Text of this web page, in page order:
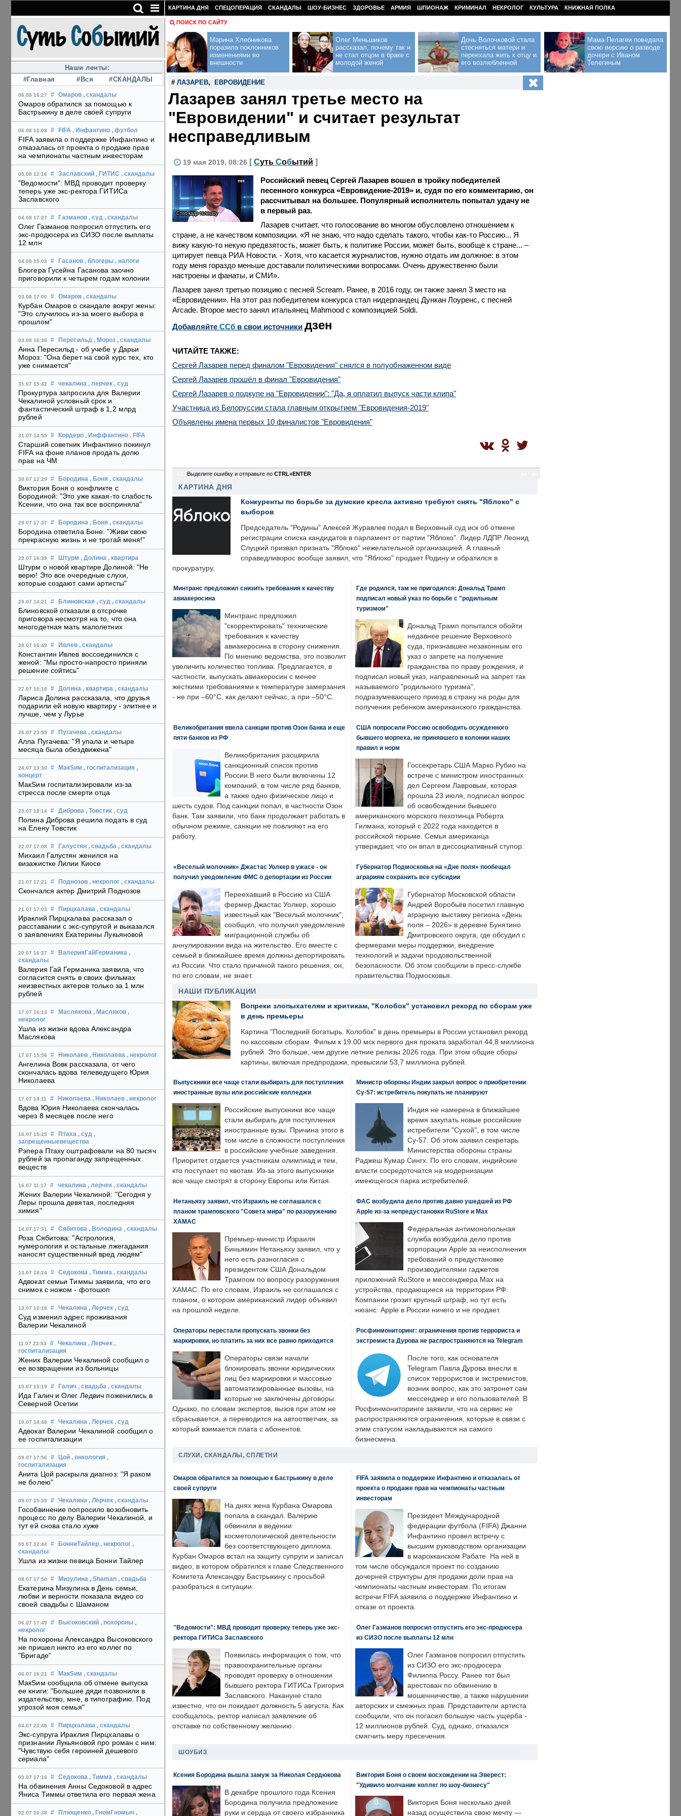
Наши ленты:
#Главная
#Вся #СКАНДАЛЫ
06.08 16:27 # Омаров , скандалы
Омаров обратился за помощью к
Бастрыкину в деле своей супруги
06.08 12:08 # FIFA , Инфантино , футбол
FIFA заявила о поддержке Инфантино и
отказалась от проекта о продаже прав
на чемпионаты частным инвесторам
05.08 12:16 # Заславский , ГИТИС , скандалы
"Ведомости": МВД проводит проверку
теперь уже экс-ректора ГИТИСа
Заславского
04.08 17:27 # Газманов , суд , скандалы
Олег Газманов попросил отпустить его
экс-продюсера из СИЗО после выплаты
12 млн
04.08 15:03 # Гасанов , блогеры , налоги
Блогера Гусейна Гасанова заочно
приговорили к четырем годам колонии
03.08 17:00 # Омаров , скандалы
Курбан Омаров о скандале вокруг жены:
"Это случилось из-за моего выбора в
прошлом"
03.08 16:38 # Пересильд , Мороз , скандалы
Анна Пересильд - об учебе у Дарьи
Мороз: "Она берет на свой курс тех, кто
уже снимается"
31.07 15:42 # чекалина , лерчек , суд
Прокуртура запросила для Валерии
Чекалиной условный срок и
фантастический штраф в 1,2 млрд
рублей
31.07 14:55 # Кордеро , Инффантино , FIFA
Старший советник Инфантино покинул
FIFA на фоне планов продать долю
прав на ЧМ
30.07 12:29 # Бородина , Боня , скандалы
Виктория Боня о конфликте с
Бородиной: "Это уже какая-то слабость
Ксении, что она так все восприняла"
29.07 17:37 # Бородина , Боня , скандалы
Бородина ответила Боне: "Живи свою
прекрасную жизнь и не трогай меня!"
29.07 16:39 # Штурм , Долина , квартира
Штурм о новой квартире Долиной: "Не
верю! Это все очередные слухи,
которые создают сами артисты"
29.07 14:21 # Блиновская , суд , скандалы
Блиновской отказали в отсрочке
приговора несмотря на то, что она
многодетная мать малолетних
28.07 16:49 # Ивлев , скандалы
Константин Ивлев воссоединился с
женой: "Мы просто-напросто приняли
решение сойтись"
27.07 10:18 # Долина , квартира , скандалы
Лариса Долина рассказала, что друзья
подарили ей новую квартиру - элитнее и
лучше, чем у Лурье
26.07 23:59 # Пугачева , скандалы
Алла Пугачева: "Я упала и четыре
месяца была обездвижена"
24.07 13:30 # МакSим , госпитализация ,
концерт
МакSим госпитализировали из-за
стресса после смерти отца
23.07 18:14 # Диброва , Товстик , суд
Полина Диброва решила подать в суд
на Елену Товстик
22.07 17:08 # Галустян , свадьба , скандалы
Михаил Галустян женился на
визажистке Лилии Киосе
21.07 17:21 # Поднозов , некролог , скандалы
Скончался актер Дмитрий Поднозов
21.07 17:03 # Пирцхалава , скандалы
Ираклий Пирцхалава рассказал о
расставании с экс-супругой и выказался
о заявлениях Екатерины Лукьяновой
20.07 16:37 # ВалерияГайГерманика ,
скандалы
Валерия Гай Германика заявила, что
согласится снять в своих фильмах
неизвестных актеров только за 1 млн
рублей
17.07 16:13 # Маслякова , Масляков ,
некролог
Ушла из жизни вдова Александра
Маслякова
17.07 15:56 # Николаев , Николаева , некролог
Ангелина Вовк рассказала, от чего
скончалась вдова телеведущего Юрия
Николаева
17.07 14:11 # Николаева , Николаев , некролог
Вдова Юрия Николаева скончалась
через 8 месяцев после него
16.07 15:25 # Птаха , суд ,
запрещенныевещества
Рэпера Птаху оштрафовали на 80 тысяч
рублей за пропаганду запрещенных
веществ
16.07 11:17 # чекалина , лерчек , скандалы
Жених Валерии Чекалиной: "Сегодня у
Леры прошла девятая, последняя
химия"
14.07 17:31 # Сябитова , Володина , скандалы
Роза Сябитова: "Астрология,
нумерология и остальные лжегадания
наносят существенный вред людям"
13.07 18:24 # Седокова , Тимма , скандалы
Адвокат семьи Тиммы заявила, что его
снимок с ножом - фотошоп
13.07 12:18 # Чекалина , Лерчек , суд
Суд изменил адрес проживания
Валерии Чекалиной
11.07 23:53 # Чекалина , Лерчек ,
госпитализация
Жених Валерии Чекалиной сообщил о
ее возвращении из больницы
10.07 15:19 # Галич , свадьба , скандалы
Ида Галич и Олег Ледвич поженились в
Северной Осетии
10.07 14:48 # Чекалина , Лерчек , суд
Адвокат Валерии Чекалиной сообщил о
ее госпитализации
09.07 17:56 # Цой , онкология ,
госпитализация
Анита Цой раскрыла диагноз: "Я раком
не болею"
09.07 15:59 # Чекалина , Лерчек , скандалы
Гособвинение попросило возобновить
процесс по делу Валерии Чекалиной, и
тут ей снова стало хуже
09.07 12:44 # БонниТайлер , некролог ,
скандалы
Ушла из жизни певица Бонни Тайлер
08.07 17:50 # Мизулина , Shaman , свадьба
Екатерина Мизулина в День семьи,
любви и верности показала видео со
своей свадьбы с Шаманом
06.07 17:49 # Высоковский , похороны ,
некролог
На похороны Александра Высоковского
не пришел никто из его коллег по
"Бригаде"
06.07 16:21 # МакSим , скандалы
МакSим сообщила об отмене выпуска
ее книги: "Большие дяди позвонили в
издательство, мне, в типографию. Под
угрозой моя семья"
04.07 23:48 # Пирцхалава , скандалы
Экс-супруга Ираклия Пирцхалавы о
признании Лукьяновой про роман с ним:
"Чувствую себя героиней дешевого
сериала"
03.07 17:10 # Седокова , Тимма , скандалы
На обвинения Анны Седоковой в адрес
Яниса Тиммы ответила его первая жена
02.07 16:38 # Плющенко , ГномГномыч ,
КАРТИНА ДНЯ СПЕЦОПЕРАЦИЯ СКАНДАЛЫ ШОУ-БИЗНЕС ЗДОРОВЬЕ АРМИЯ ШПИОНАЖ КРИМИНАЛ НЕКРОЛОГ КУЛЬТУРА КНИЖНАЯ ПОЛКА
ПОИСК ПО САЙТУ
Марина Хлебникова
поразила поклонников
изменениями во
внешности
Олег Меньшиков
рассказал, почему так и
не стал отцом в браке с
молодой женой
Дочь Волочковой стала
стесняться матери и
переехала жить к отцу и
его возлюбленной
Мама Пелагеи поведала
свою версию о разводе
дочери с Иваном
Телегиным
# ЛАЗАРЕВ, ЕВРОВИДЕНИЕ
Лазарев занял третье место на
"Евровидении" и считает результат
несправедливым
19 мая 2019, 08:26 [ Суть Событий ]
Стоп-кадр телешоу
Российский певец Сергей Лазарев вошел в тройку победителей
песенного конкурса «Евровидение-2019» и, судя по его комментарию, он
рассчитывал на большее. Популярный исполнитель попытал удачу не
в первый раз.
Лазарев считает, что голосование во многом обусловлено отношением к
стране, а не качеством композиции. «Я не знаю, что надо сделать такого, чтобы как-то Россию... Я
вижу какую-то некую предвзятость, может быть, к политике России, может быть, вообще к стране... –
цитирует певца РИА Новости. - Хотя, что касается журналистов, нужно отдать им должное: в этом
году меня гораздо меньше доставали политическими вопросами. Очень дружественно были
настроены и фанаты, и СМИ».
Лазарев занял третью позицию с песней Scream. Ранее, в 2016 году, он также занял 3 место на
«Евровидении». На этот раз победителем конкурса стал нидерландец Дункан Лоуренс, с песней
Arcade. Второе место занял итальянец Mahmood с композицией Soldi.
Добавляйте CСб в свои источники дзен
ЧИТАЙТЕ ТАКЖЕ:
Сергей Лазарев перед финалом "Евровидения" снялся в полуобнаженном виде
Сергей Лазарев прошёл в финал "Евровидения"
Сергей Лазарев о подкупе на "Евровидении": "Да, я оплатил выпуск части клипа"
Участница из Белоруссии стала главным открытием "Евровидения-2019"
Объявлены имена первых 10 финалистов "Евровидения"
Выделите ошибку и отправьте по CTRL+ENTER
КАРТИНА ДНЯ
Конкуренты по борьбе за думские кресла активно требуют снять "Яблоко" с
выборов
Председатель "Родины" Алексей Журавлев подал в Верховный суд иск об отмене
регистрации списка кандидатов в парламент от партии "Яблоко". Лидер ЛДПР Леонид
Слуцкий призвал признать "Яблоко" нежелательной организацией. А главный
справедливорос вообще заявил, что "Яблоко" продает Родину и обратился в
прокуратуру.
Минтранс предложил снизить требования к качеству
авиакеросина
Минтранс предложил
"скорректировать" технические
требования к качеству
авиакеросина в сторону снижения.
По мнению ведомства, это позволит
увеличить количество топлива. Предлагается, в
частности, выпускать авиакеросин с менее
жесткими требованиями к температуре замерзания
- не при –60°C, как делают сейчас, а при –50°C.
Где родился, там не пригодился: Дональд Трамп
подписал новый указ по борьбе с "родильным
туризмом"
Дональд Трамп попытался обойти
недавнее решение Верховного
суда, признавшее незаконным его
указ о запрете на получение
гражданства по праву рождения, и
подписал новый указ, направленный на запрет так
называемого "родильного туризма",
подразумевающего приезд в страну на роды для
получения ребенком американского гражданства.
Великобритания ввела санкции против Озон банка и еще
пяти банков из РФ
Великобритания расширила
санкционный список против
России.В него были включены 12
компаний, в том числе ряд банков,
а также одно физическое лицо и
шесть судов. Под санкции попал, в частности Озон
банк. Там заявили, что банк продолжает работать в
обычном режиме, санкции не повлияют на его
работу.
США попросили Россию освободить осужденного
бывшего морпеха, не принявшего в колонии наших
правил и норм
Госсекретарь США Марко Рубио на
встрече с министром иностранных
дел Сергеем Лавровым, которая
прошла 23 июля, подписал вопрос
об освобождении бывшего
американского морского пехотинца Роберта
Гилмана, который с 2022 года находится в
российской тюрьме. Семья американца
утверждает, что он впал в диссоциативный ступор.
«Веселый молочник» Джастас Уолкер в ужасе - он
получил уведомление ФМС о депортации из России
Переехавший в Россию из США
фермер Джастас Уолкер, хорошо
известный как "Веселый молочник",
сообщил, что получил уведомление
миграционной службы об
аннулировании вида на жительство. Его вместе с
семьей в ближайшее время должны депортировать
из России. Что стало причиной такого решения, он,
по его словам, не знает.
Губернатор Подмосковья на «Дне поля» пообещал
аграриям сохранить все субсидии
Губернатор Московской области
Андрей Воробьёв посетил главную
аграрную выставку региона «День
поля – 2026» в деревне Бунятино
Дмитровского округа, где обсудил с
фермерами меры поддержки, внедрение
технологий и задачи продовольственной
безопасности. Об этом сообщили в пресс-службе
правительства Подмосковья.
НАШИ ПУБЛИКАЦИИ
Вопреки злопыхателям и критикам, "Колобок" установил рекорд по сборам уже
в день премьеры
Картина "Последний богатырь. Колобок" в день премьеры в России установил рекорд
по кассовым сборам. Фильм к 19.00 мск первого дня проката заработал 44,8 миллиона
рублей. Это больше, чем другие летние релизы 2026 года. При этом общие сборы
картины, включая предпродажи, превысили 53,7 миллиона рублей.
Выпускники все чаще стали выбирать для поступления
иностранные вузы или российские колледжи
Российские выпускники все чаще
стали выбирать для поступления
иностранные вузы. Причина этого в
том числе в сложности поступления
в российские учебные заведения.
Приоритет отдается участникам олимпиад и тем,
кто поступает по квотам. Из-за этого выпускники
все чаще смотрят в сторону Европы или Китая.
Министр обороны Индии закрыл вопрос о приобретении
Су-57: истребитель покупать не планируют
Индия не намерена в ближайшее
время закупать новые российские
истребители "Сухой", в том числе
Су-57. Об этом заявил секретарь
Министерства обороны страны
Раджеш Кумар Сингх. По его словам, индийские
власти сосредоточатся на модернизации
имеющегося парка истребителей.
Нетаньяху заявил, что Израиль не соглашался с
планом трамповского "Совета мира" по разоружению
ХАМАС
Премьер-министр Израиля
Биньямин Нетаньяху заявил, что у
него есть разногласия с
президентом США Дональдом
Трампом по вопросу разоружения
ХАМАС. По его словам, Израиль не соглашался с
планом, о котором американский лидер объявил
на прошлой неделе.
ФАС возбудила дело против давно ушедшей из РФ
Apple из-за непредустановки RuStore и Max
Федеральная антимонопольная
служба возбудила дело против
корпорации Apple за неисполнения
требований о предустановке
производителями гаджетов
приложений RuStore и мессенджера Max на
устройства, продающиеся на территории РФ.
Компании грозит крупный штраф, но тут есть
нюанс: Apple в России ничего и не продает.
Операторы перестали пропускать звонки без
маркировки, но платить за них все равно приходится
Операторы связи начали
блокировать звонки юридических
лиц без маркировки и массовые
автоматизированные вызовы, на
которые не заключены договоры.
Однако, по словам экспертов, вызов при этом не
сбрасывается, а переводится на автоответчик, за
который взимается плата с абонентов.
Росфинмониторинг: ограничения против террориста и
экстремиста Дурова не распространяются на Telegram
После того, как основателя
Telegram Павла Дурова внесли в
список террористов и экстремистов,
возник вопрос, как это затронет сам
мессенджер и его пользователей. В
Росфинмониторинге заявили, что на сервис не
распространяются ограничения, которые в связи с
этим статусом накладываются на самого
бизнесмена.
СЛУХИ, СКАНДАЛЫ, СПЛЕТНИ
Омаров обратился за помощью к Бастрыкину в деле
своей супруги
На днях жена Курбана Омарова
попала в скандал. Валерию
обвинили в ведении
косметологической деятельности
без соответствующего диплома.
Курбан Омаров встал на защиту супруги и записал
видео, в котором обратился к главе Следственного
Комитета Александру Бастрыкину с просьбой
разобраться в ситуации.
FIFA заявила о поддержке Инфантино и отказалась от
проекта о продаже прав на чемпионаты частным
инвесторам
Президент Международной
федерации футбола (FIFA) Джанни
Инфантино провел встречу с
высшим руководством организации
в марокканском Рабате. На ней в
том числе обсуждался проект по созданию
дочерней структуры для продажи доли прав на
чемпионаты частным инвесторам. По итогам
встречи FIFA заявила о поддержке Инфантино и
отказе от проекта.
"Ведомости": МВД проводит проверку теперь уже экс-
ректора ГИТИСа Заславского
Появилась информация о том, что
правоохранительные органы
проводят проверку в отношении
бывшего ректора ГИТИСа Григория
Заславского. Накануне стало
известно, что он покидает должность 5 августа. Как
сообщалось, ректор написал заявление об
отставке по собственному желанию.
Олег Газманов попросил отпустить его экс-продюсера
из СИЗО после выплаты 12 млн
Олег Газманов попросил отпустить
из СИЗО его экс-продюсера
Филиппа Россу. Ранее тот был
арестован по обвинению в
мошенничестве, а также нарушении
авторских и смежных прав. Представители артиста
сообщили, что он погасил большую часть ущерба -
12 миллионов рублей. Суд, однако, отказался
смягчить меру пресечения.
ШОУБИЗ
Ксения Бородина вышла замуж за Николая Сердюкова
В декабре прошлого года Ксения
Бородина получила предложение
руки и сердца от своего избранника
Виктория Боня о своем восхождении на Эверест:
"Удивило молчание коллег по шоу-бизнесу"
Виктория Боня несколько дней
назад осуществила свою мечту —